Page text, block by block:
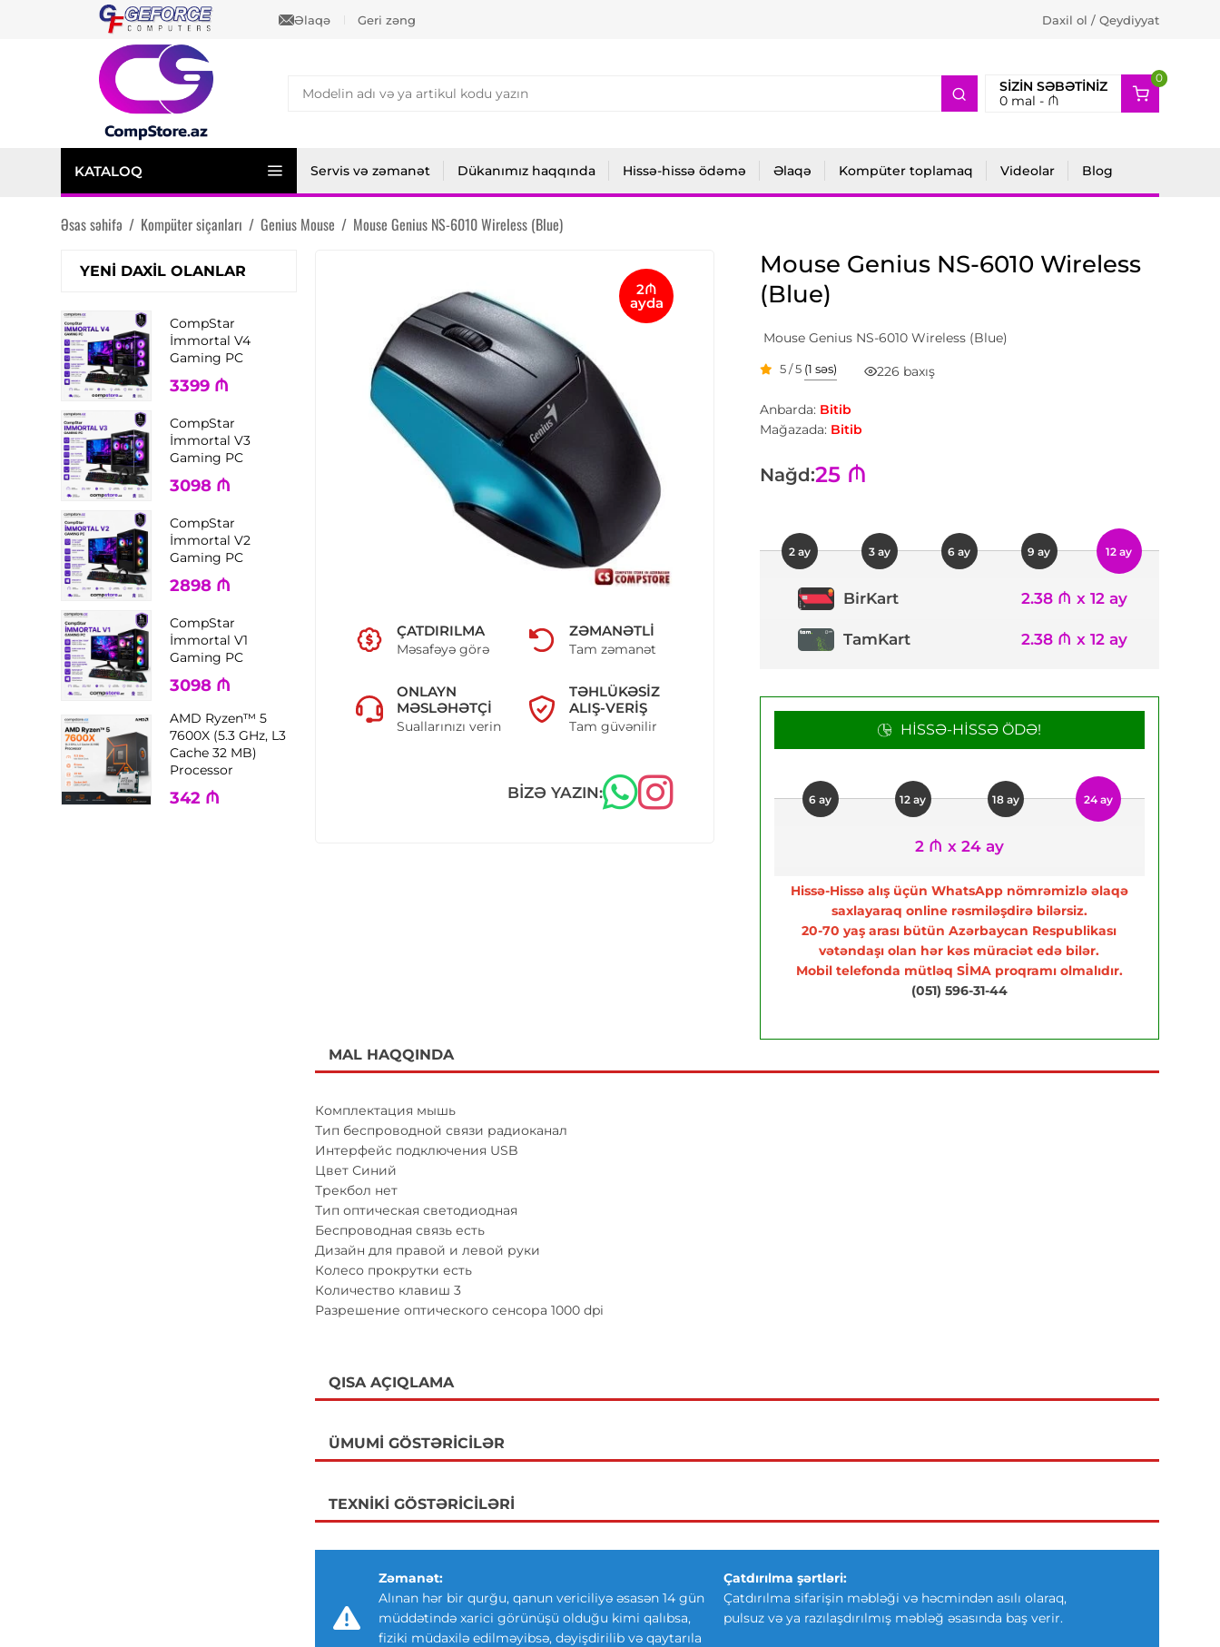
Əlaqə Geri zəng Daxil ol / Qeydiyyat
SIZIN SƏBƏTINIZ
0mal - ₼
0
2
KATALOQ Servis və zəmanət Dükanımız haqqında Hissə-hissə ödəmə Əlaqə Kompüter toplamaq Videolar Blog
Əsas səhifə / Kompüter siçanları / Genius Mouse / Mouse Genius NS-6010 Wireless (Blue)
YENI DAXIL OLANLAR
CompStar
İmmortal V4
Gaming PC
3399 ₼
CompStar
İmmortal V3
Gaming PC
3098 ₼
CompStar
İmmortal V2
Gaming PC
2898 ₼
CompStar
İmmortal V1
Gaming PC
3098 ₼
AMD Ryzen™ 5
7600X (5.3 GHz, L3
Cache 32 MB)
Processor
342 ₼
2₼
ayda
ÇATDIRILMA
Məsafəyə görə
ZƏMANƏTLI
Tam zəmanət
ONLAYN
MƏSLƏHƏTÇI
Suallarınızı verin
TƏHLÜKƏSIZ
ALIŞ-VERIŞ
Tam güvənilir
BIZƏ YAZIN:
Mouse Genius NS-6010 Wireless
(Blue)
Mouse Genius NS-6010 Wireless (Blue)
5 / 5 (1 səs) 226 baxış
Anbarda: Bitib
Mağazada: Bitib
Nağd:25 ₼
2 ay 3 ay 6 ay 9 ay 12 ay
BirKart 2.38 ₼ x 12 ay
TamKart 2.38 ₼ x 12 ay
HISSƏ-HISSƏ ÖDƏ!
6 ay 12 ay 18 ay 24 ay
2 ₼ x 24 ay
Hissə-Hissə alış üçün WhatsApp nömrəmizlə əlaqə
saxlayaraq online rəsmiləşdirə bilərsiz.
20-70 yaş arası bütün Azərbaycan Respublikası
vətəndaşı olan hər kəs müraciət edə bilər.
Mobil telefonda mütləq SİMA proqramı olmalıdır.
(051) 596-31-44
MAL HAQQINDA
Комплектация мышь
Тип беспроводной связи радиоканал
Интерфейс подключения USB
Цвет Синий
Трекбол нет
Тип оптическая светодиодная
Беспроводная связь есть
Дизайн для правой и левой руки
Колесо прокрутки есть
Количество клавиш 3
Разрешение оптического сенсора 1000 dpi
QISA AÇIQLAMA
ÜMUMI GÖSTƏRICILƏR
TEXNIKI GÖSTƏRICILƏRI
Zəmanət:
Alınan hər bir qurğu, qanun vericiliyə əsasən 14 gün
müddətində xarici görünüşü olduğu kimi qalıbsa,
fiziki müdaxilə edilməyibsə, dəyişdirilib və qaytarıla
Çatdırılma şərtləri:
Çatdırılma sifarişin məbləği və həcmindən asılı olaraq,
pulsuz və ya razılaşdırılmış məbləğ əsasında baş verir.